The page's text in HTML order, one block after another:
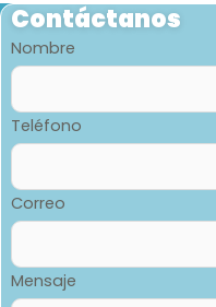
Contáctanos
Nombre
Teléfono
Correo
Mensaje